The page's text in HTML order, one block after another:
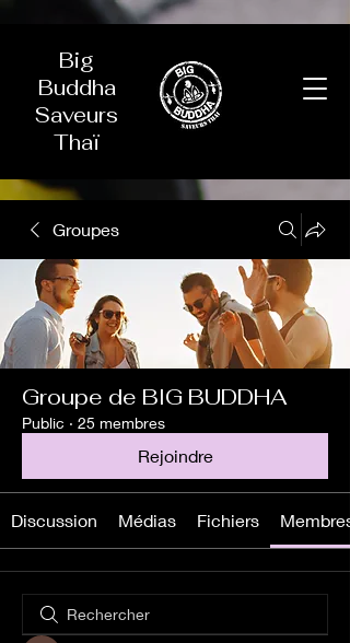
Big
Buddha
Saveurs
Thaï
Groupes
Groupe de BIG BUDDHA
Public · 25 membres
Rejoindre
Discussion Médias Fichiers Membres